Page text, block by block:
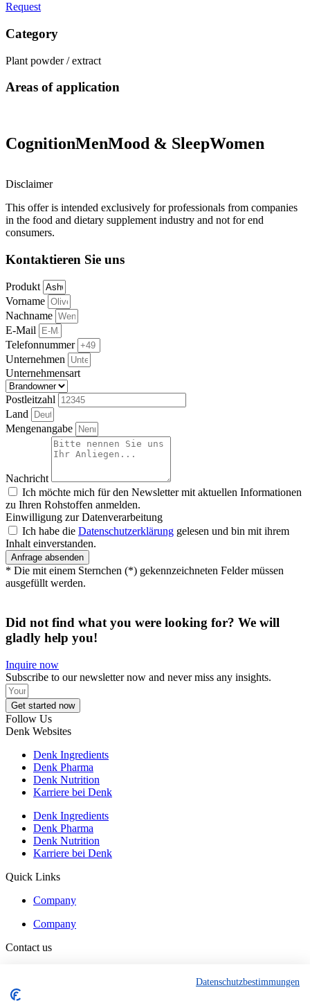
Request
Category
Plant powder / extract
Areas of application
CognitionMenMood & SleepWomen
Disclaimer
This offer is intended exclusively for professionals from companies
in the food and dietary supplement industry and not for end
consumers.
Kontaktieren Sie uns
Produkt
Vorname
Nachname
E-Mail
Telefonnummer
Unternehmen
Unternehmensart
Postleitzahl
Land
Mengenangabe
Nachricht
Ich möchte mich für den Newsletter mit aktuellen Informationen
zu Ihren Rohstoffen anmelden.
Einwilligung zur Datenverarbeitung
Ich habe die Datenschutzerklärung gelesen und bin mit ihrem
Inhalt einverstanden.
Anfrage absenden
* Die mit einem Sternchen (*) gekennzeichneten Felder müssen
ausgefüllt werden.
Did not find what you were looking for? We will
gladly help you!
Inquire now
Subscribe to our newsletter now and never miss any insights.
Get started now
Follow Us
Denk Websites
Denk Ingredients
Denk Pharma
Denk Nutrition
Karriere bei Denk
Denk Ingredients
Denk Pharma
Denk Nutrition
Karriere bei Denk
Quick Links
Company
Company
Contact us
Datenschutzbestimmungen